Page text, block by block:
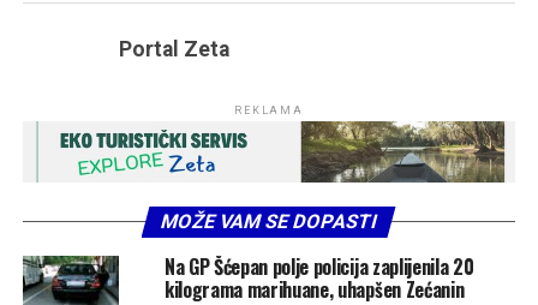
Portal Zeta
REKLAMA
MOŽE VAM SE DOPASTI
Na GP Šćepan polje policija zaplijenila 20
kilograma marihuane, uhapšen Zećanin